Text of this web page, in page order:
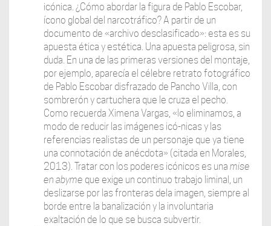
icónica. ¿Cómo abordar la figura de Pablo Escobar,
ícono global del narcotráfico? A partir de un
documento de «archivo desclasificado»: esta es su
apuesta ética y estética. Una apuesta peligrosa, sin
duda. En una de las primeras versiones del montaje,
por ejemplo, aparecía el célebre retrato fotográfico
de Pablo Escobar disfrazado de Pancho Villa, con
sombrerón y cartuchera que le cruza el pecho.
Como recuerda Ximena Vargas, «lo eliminamos, a
modo de reducir las imágenes icó-nicas y las
referencias realistas de un personaje que ya tiene
una connotación de anécdota» (citada en Morales,
2013). Tratar con los poderes icónicos es una mise
en abyme que exige un continuo trabajo liminal, un
deslizarse por las fronteras dela imagen, siempre al
borde entre la banalización y la involuntaria
exaltación de lo que se busca subvertir.